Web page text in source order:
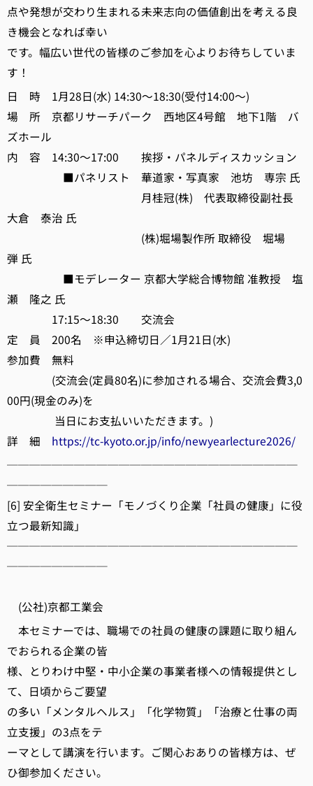
点や発想が交わり生まれる未来志向の価値創出を考える良
き機会となれば幸い
です。幅広い世代の皆様のご参加を心よりお待ちしていま
す！
日 時 1月28日(水) 14:30～18:30(受付14:00～)
場 所 京都リサーチパーク 西地区4号館 地下1階 バ
ズホール
内 容 14:30～17:00 挨拶・パネルディスカッション
■パネリスト 華道家・写真家 池坊 専宗 氏
月桂冠(株) 代表取締役副社長
大倉 泰治 氏
(株)堀場製作所 取締役 堀場
弾 氏
■モデレーター 京都大学総合博物館 准教授 塩
瀬 隆之 氏
17:15～18:30 交流会
定 員 200名 ※申込締切日／1月21日(水)
参加費 無料
(交流会(定員80名)に参加される場合、交流会費3,0
00円(現金のみ)を
当日にお支払いいただきます。)
詳 細 https://tc-kyoto.or.jp/info/newyearlecture2026/
──────────────────────────
─────────
[6] 安全衛生セミナー「モノづくり企業「社員の健康」に役
立つ最新知識」
──────────────────────────
─────────
(公社)京都工業会
本セミナーでは、職場での社員の健康の課題に取り組ん
でおられる企業の皆
様、とりわけ中堅・中小企業の事業者様への情報提供とし
て、日頃からご要望
の多い「メンタルヘルス」「化学物質」「治療と仕事の両
立支援」の3点をテ
ーマとして講演を行います。ご関心おありの皆様方は、ぜ
ひ御参加ください。